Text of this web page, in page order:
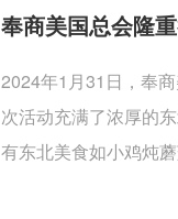
奉商美国总会隆
2024年1月31日，奉
次活动充满了浓厚的
有东北美食如小鸡炖